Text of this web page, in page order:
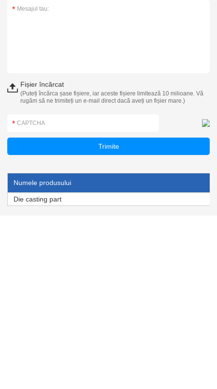
Fișier încărcat
(Puteți încărca șase fișiere, iar aceste fișiere limitează 10 milioane. Vă
rugăm să ne trimiteți un e-mail direct dacă aveți un fișier mare.)
Numele produsului
Die casting part